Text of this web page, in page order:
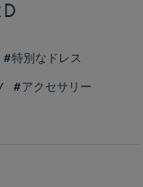
特別なドレス
アクセサリー